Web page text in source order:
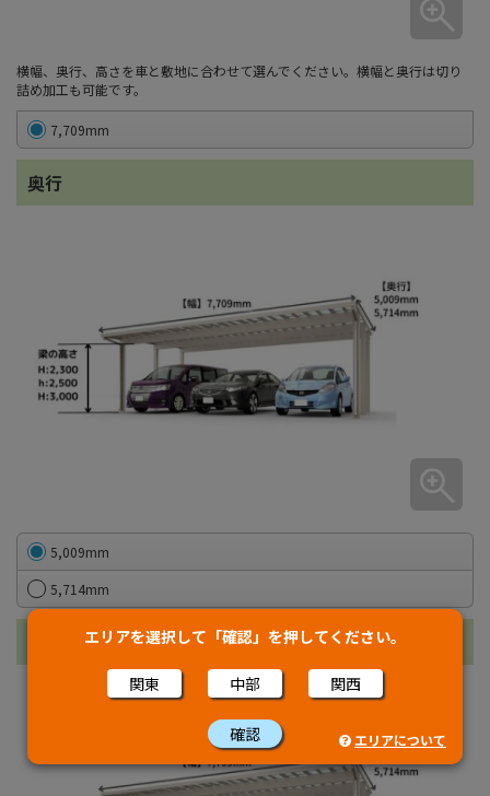
エリアを選択して「確認」を押してください。
関東 中部 関西
確認 エリアについて
横幅、奥行、高さを車と敷地に合わせて選んでください。横幅と奥行は切り
詰め加工も可能です。
7,709mm
奥行
5,009mm
5,714mm